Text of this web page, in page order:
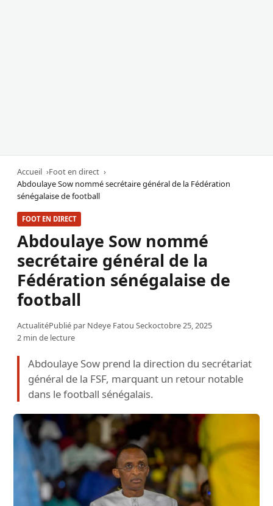
Accueil
Foot en direct
Abdoulaye Sow nommé secrétaire général de la Fédération
sénégalaise de football
FOOT EN DIRECT
Abdoulaye Sow nommé
secrétaire général de la
Fédération sénégalaise de
football
ActualitéPublié par Ndeye Fatou Seckoctobre 25, 2025
2 min de lecture
Abdoulaye Sow prend la direction du secrétariat
général de la FSF, marquant un retour notable
dans le football sénégalais.